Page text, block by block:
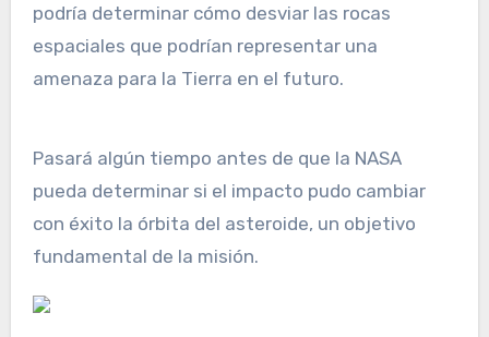
podría determinar cómo desviar las rocas
espaciales que podrían representar una
amenaza para la Tierra en el futuro.
Pasará algún tiempo antes de que la NASA
pueda determinar si el impacto pudo cambiar
con éxito la órbita del asteroide, un objetivo
fundamental de la misión.